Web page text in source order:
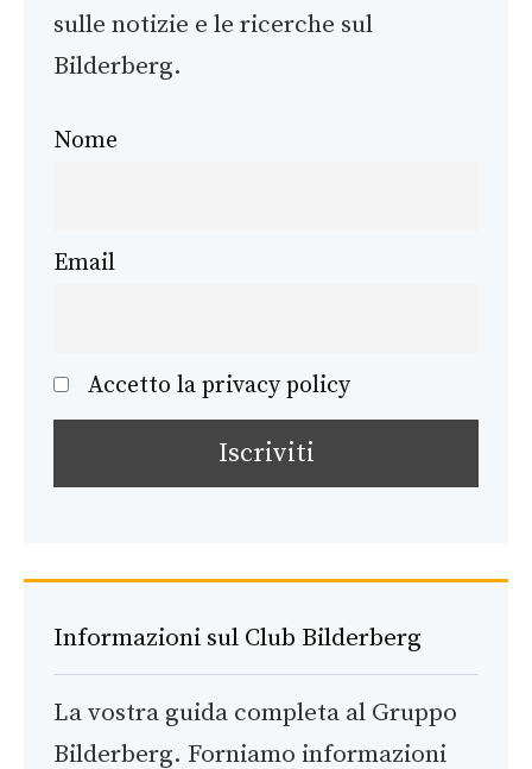
sulle notizie e le ricerche sul
Bilderberg.
Nome
Email
Accetto la privacy policy
Informazioni sul Club Bilderberg
La vostra guida completa al Gruppo
Bilderberg. Forniamo informazioni